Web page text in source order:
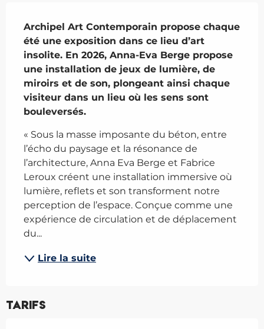
Archipel Art Contemporain propose chaque
été une exposition dans ce lieu d’art
insolite. En 2026, Anna-Eva Berge propose
une installation de jeux de lumière, de
miroirs et de son, plongeant ainsi chaque
visiteur dans un lieu où les sens sont
bouleversés.
« Sous la masse imposante du béton, entre
l’écho du paysage et la résonance de
l’architecture, Anna Eva Berge et Fabrice
Leroux créent une installation immersive où
lumière, reflets et son transforment notre
perception de l’espace. Conçue comme une
expérience de circulation et de déplacement
du...
Lire la suite
Tarifs